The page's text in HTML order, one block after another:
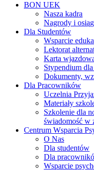
BON UEK
Nasza kadra
Nagrody i
Dla Studentów
Wsparcie
Lektorat
Karta
Stypendium
Dokumenty,
Dla Pracowników
Uczelnia
Materiały
Szkolenie dla
świadomość w
Centrum Wsparcia
O Nas
Dla studentów
Dla
Wsparcie